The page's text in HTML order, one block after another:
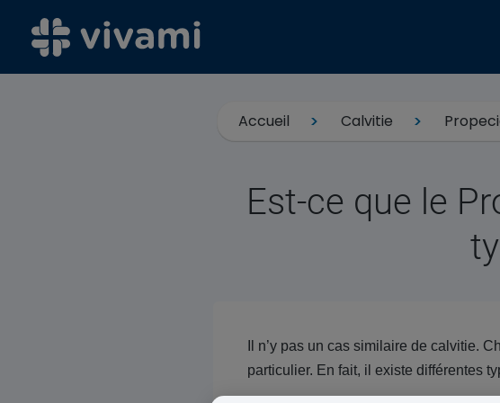
Accueil Calvitie
Est-ce que le
Il n’y pas un cas similaire de calvitie.
particulier. En fait, il existe différentes